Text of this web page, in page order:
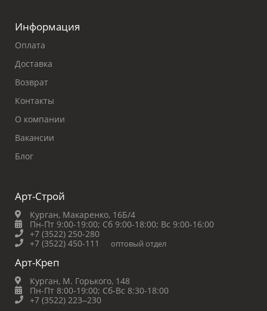
Информация
Оплата
Доставка
Возврат
Контакты
О компании
Вакансии
Блог
Арт-Строй
Курган, Макаренко, 16Б/4
Пн-Пт 9:00-19:00; Сб 9:00-18:00; Вс 9:00-16:00
+7 (3522) 250-280
+7 (3522) 450-111
оптовый отдел
Арт-Креп
Курган, М. Горького, 148
Пн-Пт 8:00-19:00; Сб-Вс 8:30-18:00
+7 (3522) 223‒230